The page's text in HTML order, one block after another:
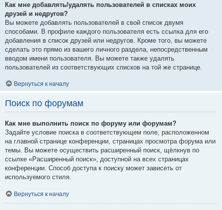
Как мне добавлять/удалять пользователей в списках моих
друзей и недругов?
Вы можете добавлять пользователей в свой список двумя
способами. В профиле каждого пользователя есть ссылка для его
добавления в список друзей или недругов. Кроме того, вы можете
сделать это прямо из вашего личного раздела, непосредственным
вводом имени пользователя. Вы можете также удалять
пользователей из соответствующих списков на той же странице.
Вернуться к началу
Поиск по форумам
Как мне выполнить поиск по форуму или форумам?
Задайте условие поиска в соответствующем поле, расположенном
на главной странице конференции, страницах просмотра форума или
темы. Вы можете осуществить расширенный поиск, щёлкнув по
ссылке «Расширенный поиск», доступной на всех страницах
конференции. Способ доступа к поиску может зависеть от
используемого стиля.
Вернуться к началу